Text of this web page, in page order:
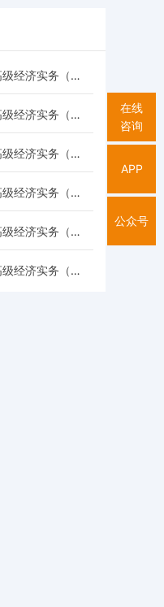
在线
咨询
APP
公众号
2021年高级经济师考试《高级经济实务（高级旅游经济）》每日一练试题（03.15）
2021年高级经济师考试《高级经济实务（高级农业经济）》每日一练试题（03.15）
2021年高级经济师考试《高级经济实务（高级运输经济）》每日一练试题（03.15）
2021年高级经济师考试《高级经济实务（高级保险）》每日一练试题（03.15）
2021年高级经济师考试《高级经济实务（高级知识产权）》每日一练试题（03.15）
2021年高级经济师考试《高级经济实务（高级建筑与房地产经济）》每日一练试题（03.15）